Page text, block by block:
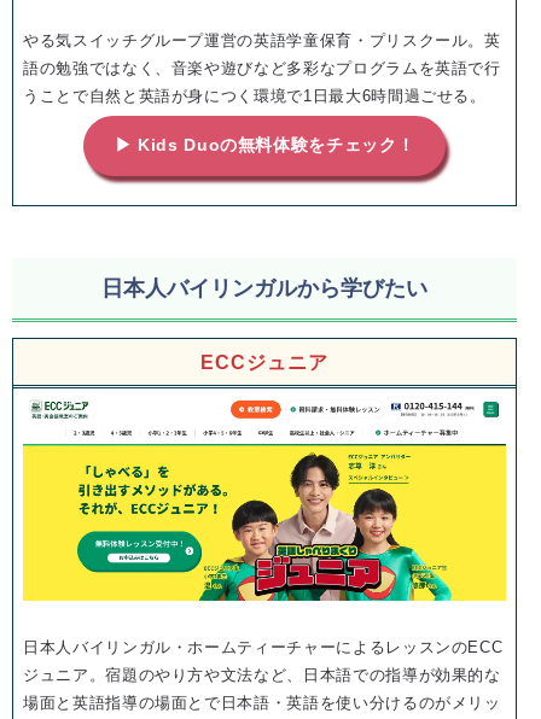
やる気スイッチグループ運営の英語学童保育・プリスクール。英
語の勉強ではなく、音楽や遊びなど多彩なプログラムを英語で行
うことで自然と英語が身につく環境で1日最大6時間過ごせる。
▶ Kids Duoの無料体験をチェック！
日本人バイリンガルから学びたい
ECCジュニア
日本人バイリンガル・ホームティーチャーによるレッスンのECC
ジュニア。宿題のやり方や文法など、日本語での指導が効果的な
場面と英語指導の場面とで日本語・英語を使い分けるのがメリッ